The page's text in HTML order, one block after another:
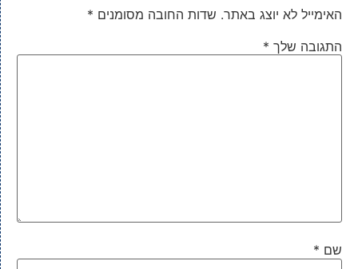
האימייל לא יוצג באתר. שדות החובה מסומנים *
התגובה שלך *
שם *